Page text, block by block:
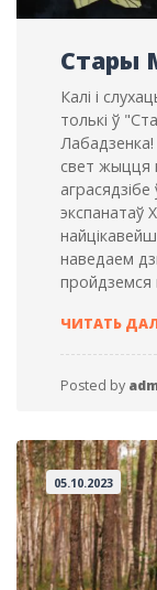
Стары
Калі і
толькі ў
свет жыцця
экспанатаў
наведаем
пройдземся
ЧИТАТЬ
Posted by
05.10.2023